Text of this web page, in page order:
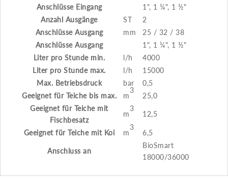
Anschlüsse Eingang
1", 1 ¼", 1 ½"
Anzahl Ausgänge
ST
2
Anschlüsse Ausgang
mm
25 / 32 / 38
Anschlüsse Ausgang
1", 1 ¼", 1 ½"
Liter pro Stunde min.
l/h
4000
Liter pro Stunde max.
l/h
15000
Max. Betriebsdruck
bar
0,5
Geeignet für Teiche bis max.
m
3
25,0
Geeignet für Teiche mit
Fischbesatz
m
3
12,5
Geeignet für Teiche mit Koi m
3
6,5
Anschluss an
BioSmart
18000/36000